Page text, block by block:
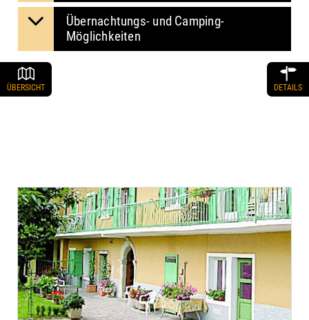
Übernachtungs- und Camping-
Möglichkeiten
ÜBERSICHT DETAILS